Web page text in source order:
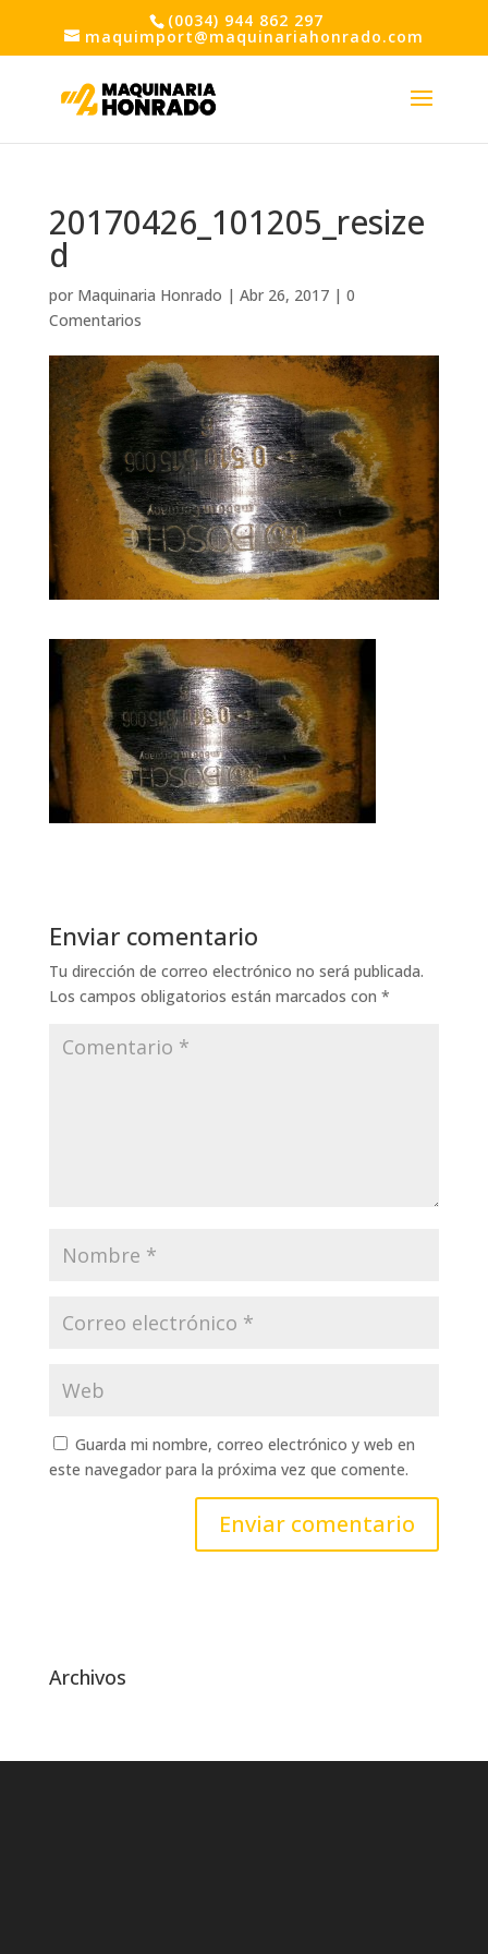
(0034) 944 862 297
maquimport@maquinariahonrado.com
20170426_101205_resize
d
por Maquinaria Honrado | Abr 26, 2017| 0
Comentarios
Enviar comentario
Tu dirección de correo electrónico no será publicada.
Los campos obligatorios están marcados con *
Guarda mi nombre, correo electrónico y web en
este navegador para la próxima vez que comente.
Archivos